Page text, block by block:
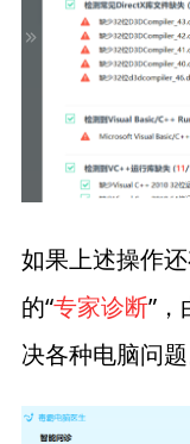
如果上述操作
的“专家诊断”
决各种电脑问题